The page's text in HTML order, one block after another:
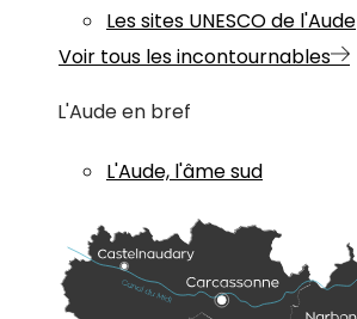
Les sites UNESCO de l'Aude
Voir tous les incontournables
L'Aude en bref
L'Aude, l'âme sud